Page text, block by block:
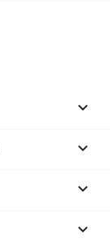



